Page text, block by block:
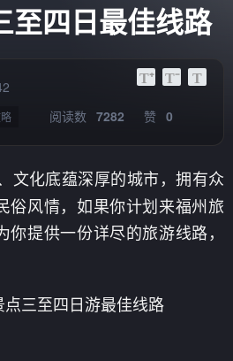
至四日最佳线路
阅读数 7282 赞 0
文化底蕴深厚的城市，拥有众
俗风情，如果你计划来福州旅
提供一份详尽的旅游线路，
三至四日游最佳线路